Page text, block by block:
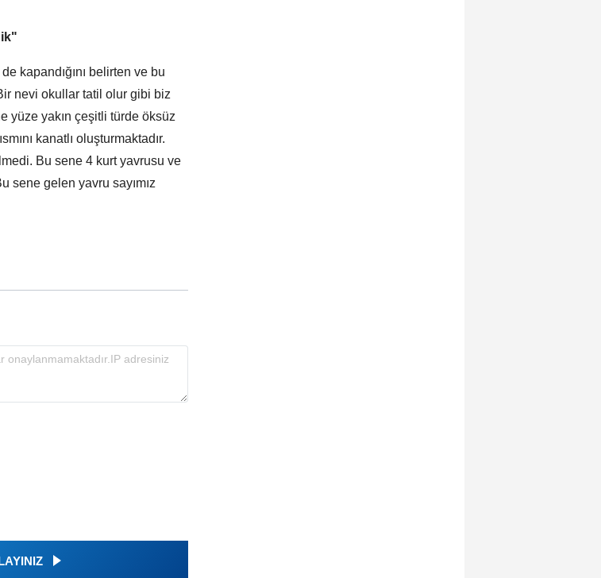
kapandığını belirten ve bu
nevi okullar tatil olur gibi biz
yüze yakın çeşitli türde öksüz
kanatlı oluşturmaktadır.
Bu sene 4 kurt yavrusu ve
sene gelen yavru sayımız